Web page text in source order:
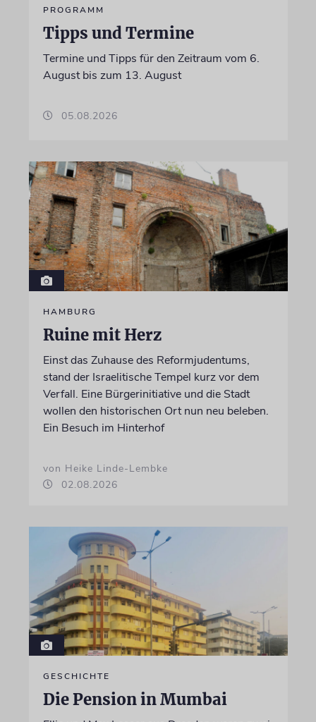
PROGRAMM
Tipps und Termine
Termine und Tipps für den Zeitraum vom 6.
August bis zum 13. August
05.08.2026
HAMBURG
Ruine mit Herz
Einst das Zuhause des Reformjudentums,
stand der Israelitische Tempel kurz vor dem
Verfall. Eine Bürgerinitiative und die Stadt
wollen den historischen Ort nun neu beleben.
Ein Besuch im Hinterhof
von Heike Linde-Lembke
02.08.2026
GESCHICHTE
Die Pension in Mumbai